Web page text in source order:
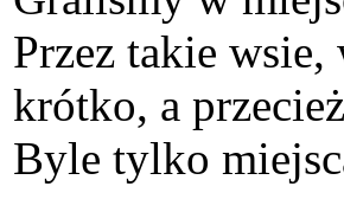
Przez takie
krótko, a
Byle tylko